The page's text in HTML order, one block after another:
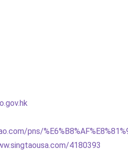
pns/
4180393